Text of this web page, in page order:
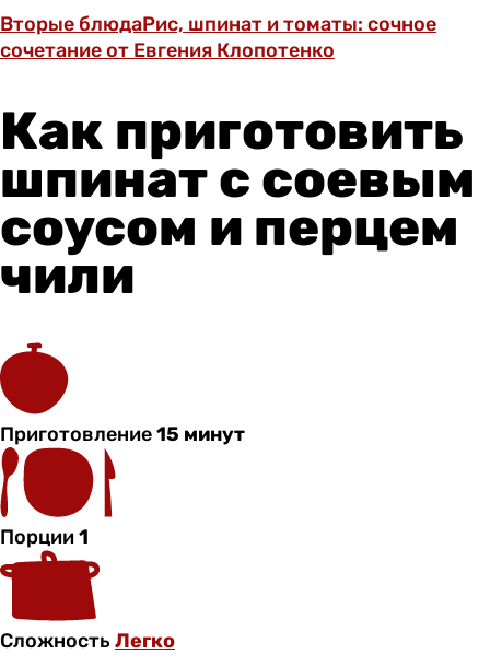
Вторые блюдаРис, шпинат и томаты: сочное
сочетание от Евгения Клопотенко
Как приготовить
шпинат с соевым
соусом и перцем
чили
Приготовление15 минут
Порции1
Сложность Легко